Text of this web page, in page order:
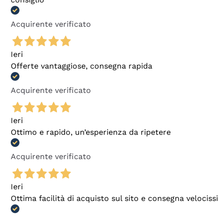
Acquirente verificato
Ieri
Offerte vantaggiose, consegna rapida
Acquirente verificato
Ieri
Ottimo e rapido, un’esperienza da ripetere
Acquirente verificato
Ieri
Ottima facilità di acquisto sul sito e consegna